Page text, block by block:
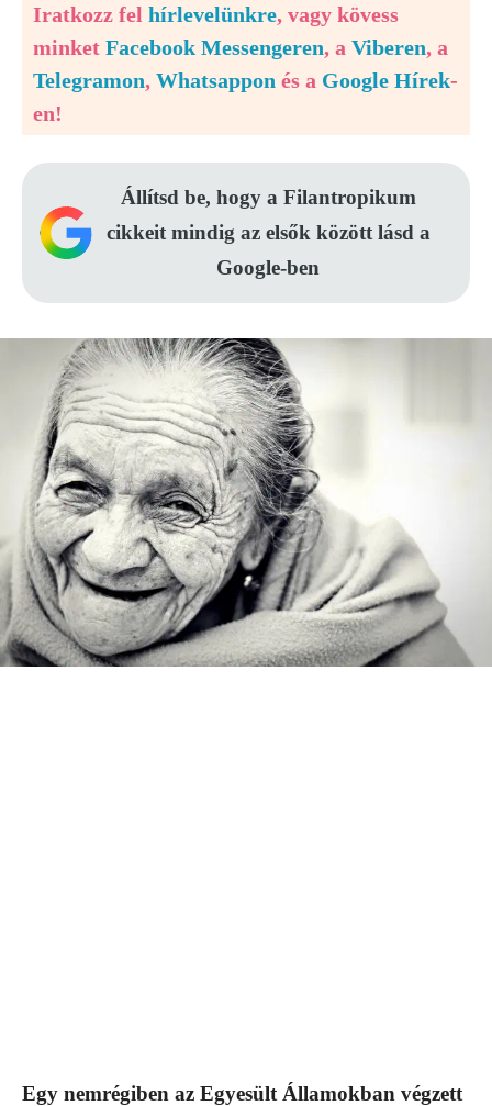
Iratkozz fel hírlevelünkre, vagy kövess
minket Facebook Messengeren, a Viberen, a
Telegramon, Whatsappon és a Google Hírek-
en!
Állítsd be, hogy a Filantropikum
cikkeit mindig az elsők között lásd a
Google-ben
Egy nemrégiben az Egyesült Államokban végzett